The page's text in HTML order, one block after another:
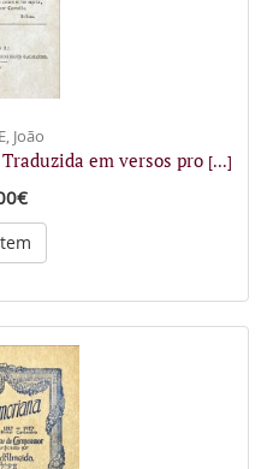
João
Traduzida em versos pro [...]